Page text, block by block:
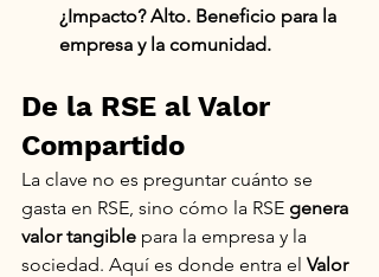
¿Impacto? Alto. Beneficio para la
empresa y la comunidad.
De la RSE al Valor
Compartido
La clave no es preguntar cuánto se
gasta en RSE, sino cómo la RSE genera
valor tangible para la empresa y la
sociedad. Aquí es donde entra el Valor